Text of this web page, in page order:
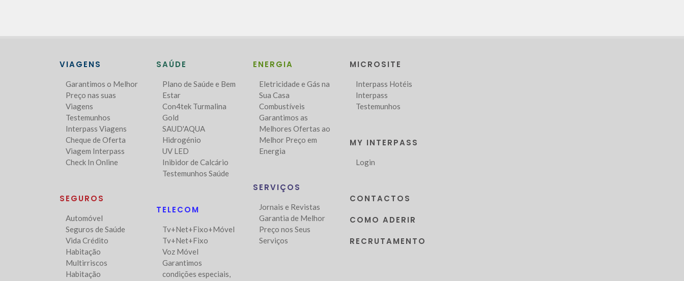
VIAGENS
Garantimos o Melhor
Preço nas suas
Viagens
Testemunhos
Interpass Viagens
Cheque de Oferta
Viagem Interpass
Check In Online
SEGUROS
Automóvel
Seguros de Saúde
Vida Crédito
Habitação
Multirriscos
Habitação
SAÚDE
Plano de Saúde e Bem
Estar
Con4tek Turmalina
Gold
SAUD'AQUA
Hidrogénio
UV LED
Inibidor de Calcário
Testemunhos Saúde
TELECOM
Tv+Net+Fixo+Móvel
Tv+Net+Fixo
Voz Móvel
Garantimos
condições especiais,
ENERGIA
Eletricidade e Gás na
Sua Casa
Combustíveis
Garantimos as
Melhores Ofertas ao
Melhor Preço em
Energia
SERVIÇOS
Jornais e Revistas
Garantia de Melhor
Preço nos Seus
Serviços
MICROSITE
Interpass Hotéis
Interpass
Testemunhos
MY INTERPASS
Login
CONTACTOS
COMO ADERIR
RECRUTAMENTO